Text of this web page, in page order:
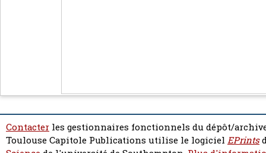
Contacter les gestionnaires fonctionnels du dépôt/
Toulouse Capitole Publications utilise le logiciel EPrints